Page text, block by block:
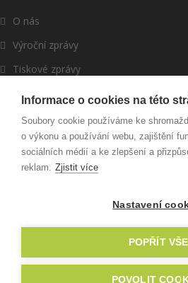
O nás
Výroční zprávy
Tiskové zprávy
ROMEA v médiích
Dárci a partneři
Darujte
Informace o cookies na této
Soubory cookie používáme ke
o výkonu a používání webu, zajištění
sociálních médií a ke zlepšení a
reklam. Zjistit více
Nastavení
POPŘÍT VŠE
POVOLIT